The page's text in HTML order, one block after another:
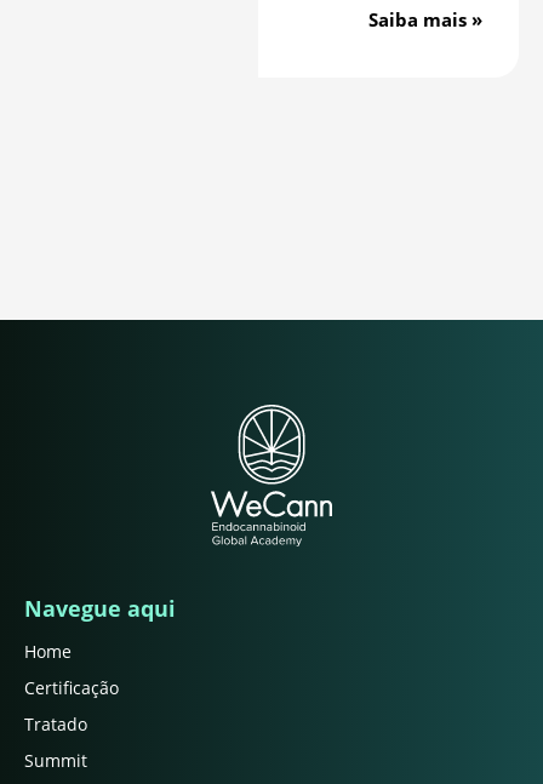
Saiba mais »
Navegue aqui
Home
Certificação
Tratado
Summit